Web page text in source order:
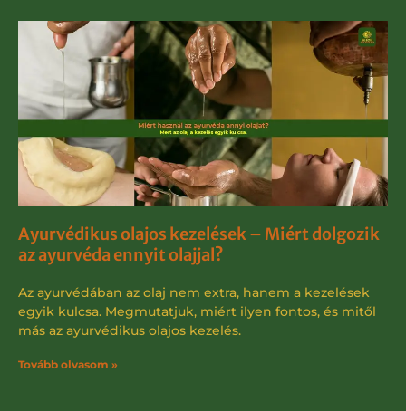
Ayurvédikus olajos kezelések – Miért dolgozik
az ayurvéda ennyit olajjal?
Az ayurvédában az olaj nem extra, hanem a kezelések
egyik kulcsa. Megmutatjuk, miért ilyen fontos, és mitől
más az ayurvédikus olajos kezelés.
Tovább olvasom »